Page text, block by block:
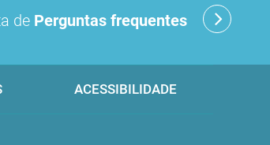
de Perguntas frequentes
ACESSIBILIDADE